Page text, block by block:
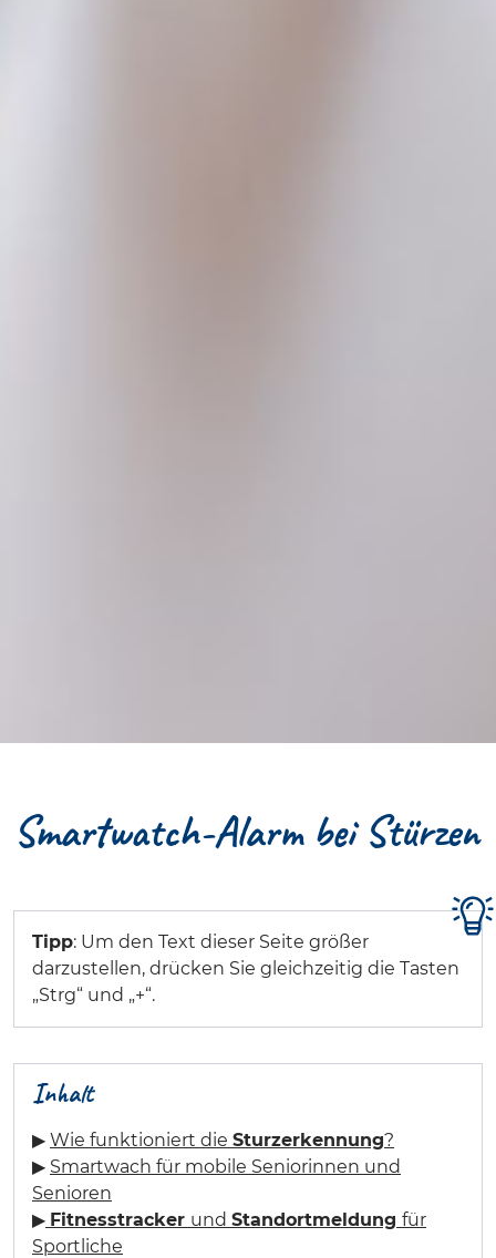
Smartwatch-Alarm bei Stürzen
Tipp: Um den Text dieser Seite größer
darzustellen, drücken Sie gleichzeitig die Tasten
„Strg“ und „+“.
Inhalt
▶ Wie funktioniert die Sturzerkennung?
▶ Smartwach für mobile Seniorinnen und
Senioren
▶ Fitnesstracker und Standortmeldung für
Sportliche